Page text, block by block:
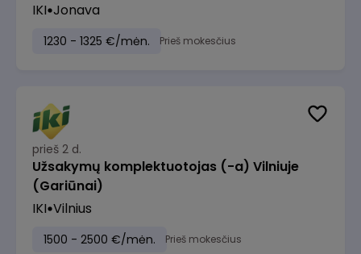
IKI Jonava
1230 - 1325 €/mėn. Prieš mokesčius
prieš 2 d.
Užsakymų komplektuotojas (-a) Vilniuje
(Gariūnai)
IKI Vilnius
1500 - 2500 €/mėn. Prieš mokesčius